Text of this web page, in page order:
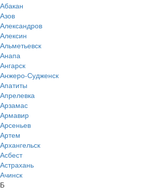
Абакан
Азов
Александров
Алексин
Альметьевск
Анапа
Ангарск
Анжеро-Судженск
Апатиты
Апрелевка
Арзамас
Армавир
Арсеньев
Артем
Архангельск
Асбест
Астрахань
Ачинск
Б